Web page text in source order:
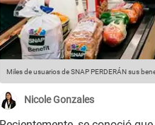
Miles de usuarios de SNAP PERDERÁN sus
Nicole Gonzales